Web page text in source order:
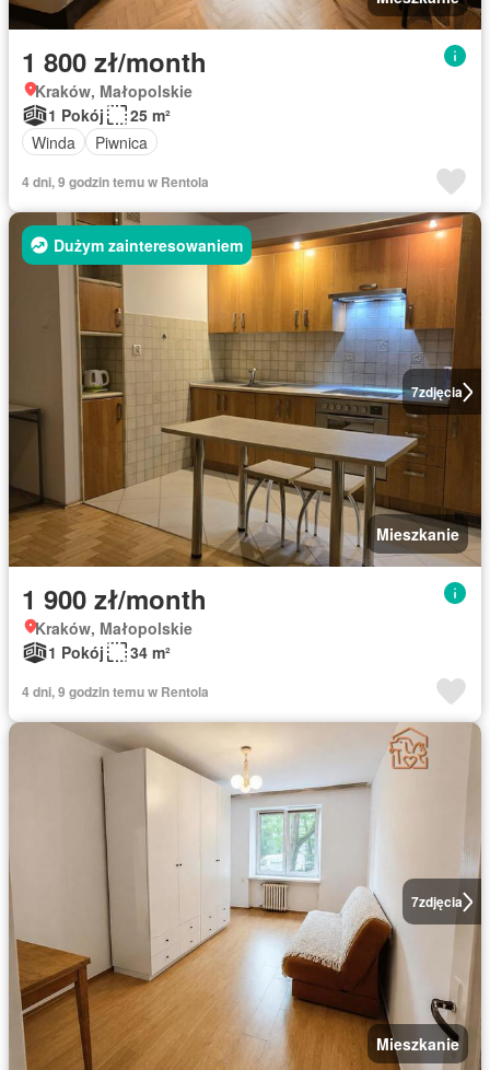
1 800 zł/month
Kraków, Małopolskie
1 Pokój
25 m²
Winda
Piwnica
4 dni, 9 godzin temu w Rentola
7zdjęcia
Dużym zainteresowaniem
Mieszkanie
1 900 zł/month
Kraków, Małopolskie
1 Pokój
34 m²
4 dni, 9 godzin temu w Rentola
7zdjęcia
Mieszkanie